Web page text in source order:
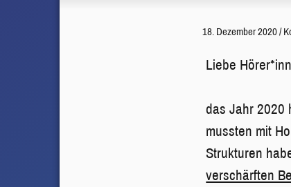
18. Dezember 2020/
Liebe
das Jahr 2020
mussten mit
Strukturen
verschärften